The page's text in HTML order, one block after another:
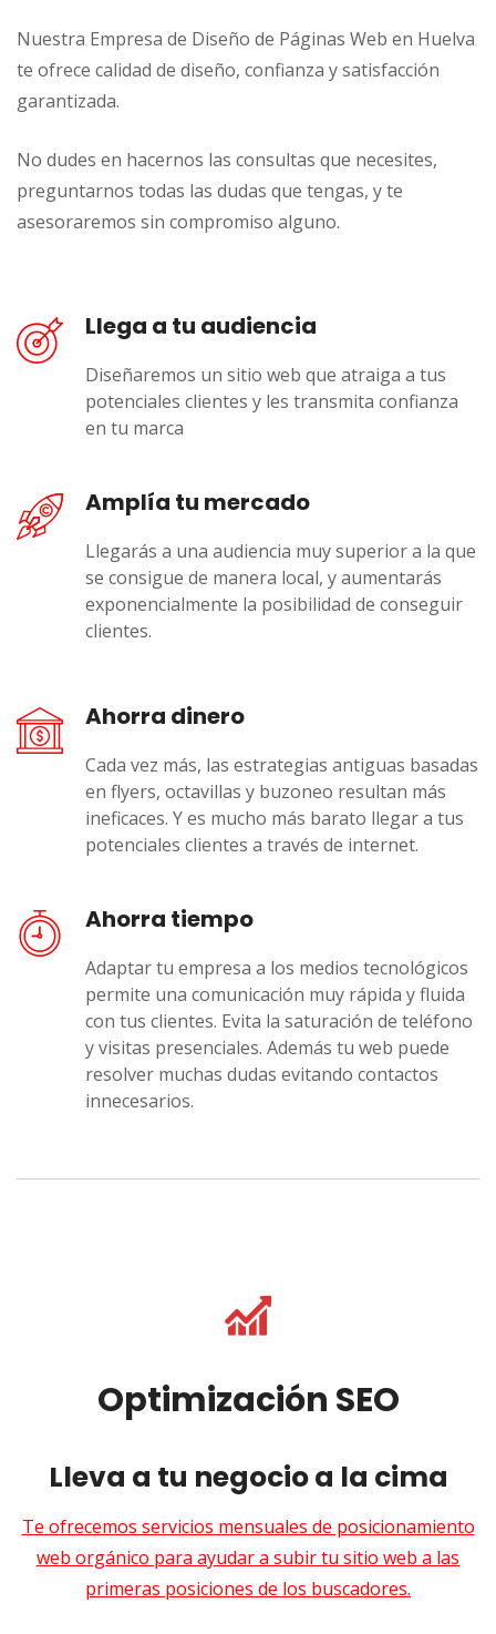
Nuestra Empresa de Diseño de Páginas Web en Huelva
te ofrece calidad de diseño, confianza y satisfacción
garantizada.
No dudes en hacernos las consultas que necesites,
preguntarnos todas las dudas que tengas, y te
asesoraremos sin compromiso alguno.
Llega a tu audiencia
Diseñaremos un sitio web que atraiga a tus
potenciales clientes y les transmita confianza
en tu marca
Amplía tu mercado
Llegarás a una audiencia muy superior a la que
se consigue de manera local, y aumentarás
exponencialmente la posibilidad de conseguir
clientes.
Ahorra dinero
Cada vez más, las estrategias antiguas basadas
en flyers, octavillas y buzoneo resultan más
ineficaces. Y es mucho más barato llegar a tus
potenciales clientes a través de internet.
Ahorra tiempo
Adaptar tu empresa a los medios tecnológicos
permite una comunicación muy rápida y fluida
con tus clientes. Evita la saturación de teléfono
y visitas presenciales. Además tu web puede
resolver muchas dudas evitando contactos
innecesarios.
Optimización SEO
Lleva a tu negocio a la cima
Te ofrecemos servicios mensuales de posicionamiento
web orgánico para ayudar a subir tu sitio web a las
primeras posiciones de los buscadores.